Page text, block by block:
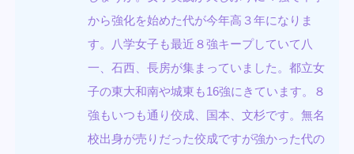
から強化を始めた代が今年高３年になりま
す。八学女子も最近８強キープしていて八
一、石西、長房が集まっていました。都立女
子の東大和南や城東も16強にきています。８
強もいつも通り佼成、国本、文杉です。無名
校出身が売りだった佼成ですが強かった代の